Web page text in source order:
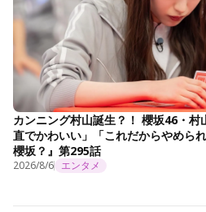
カンニング村山誕生？！ 櫻坂46・
直でかわいい」「これだからやめら
櫻坂？』第295話
2026/8/6 エンタメ